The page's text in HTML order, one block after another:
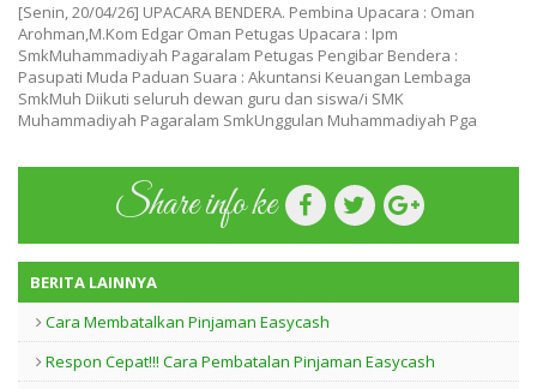
[Senin, 20/04/26] UPACARA BENDERA. Pembina Upacara : Oman
Arohman,M.Kom Edgar Oman Petugas Upacara : Ipm
SmkMuhammadiyah Pagaralam Petugas Pengibar Bendera :
Pasupati Muda Paduan Suara : Akuntansi Keuangan Lembaga
SmkMuh Diikuti seluruh dewan guru dan siswa/i SMK
Muhammadiyah Pagaralam SmkUnggulan Muhammadiyah Pga
Share info ke
BERITA LAINNYA
Cara Membatalkan Pinjaman Easycash
Respon Cepat!!! Cara Pembatalan Pinjaman Easycash